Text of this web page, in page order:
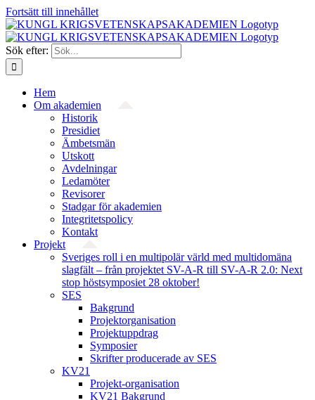
Fortsätt till innehållet
Sök efter:
Hem
Om akademien
Historik
Presidiet
Ämbetsmän
Utskott
Avdelningar
Ledamöter
Revisorer
Stadgar för akademien
Integritetspolicy
Kontakt
Projekt
Sveriges roll i en multipolär värld med multidomäna
slagfält – från projektet SV-A-R till SV-A-R 2.0: Next
stop höstsymposiet 28 oktober!
SES
Bakgrund
Projekt­organisation
Projektuppdrag
Symposier
Skrifter producerade av SES
KV21
Projekt-organisation
KV21 Bakgrund